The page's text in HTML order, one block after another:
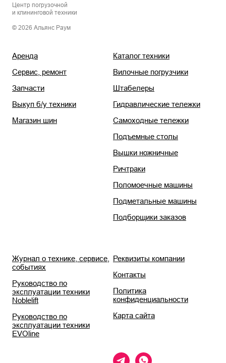
Центр погрузочной
и клининговой техники
© 2026 Альянс Раум
Аренда
Сервис, ремонт
Запчасти
Выкуп б/у техники
Магазин шин
Каталог техники
Вилочные погрузчики
Штабелеры
Гидравлические тележки
Самоходные тележки
Подъемные столы
Вышки ножничные
Ричтраки
Поломоечные машины
Подметальные машины
Подборщики заказов
Журнал о технике, сервисе,
событиях
Руководство по
эксплуатации техники
Noblelift
Руководство по
эксплуатации техники
EVOline
Реквизиты компании
Контакты
Политика
конфиденциальности
Карта сайта